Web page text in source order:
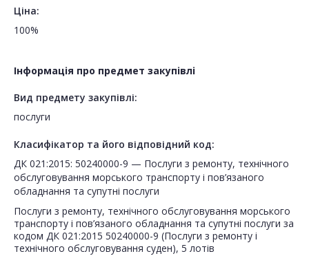
Ціна:
100%
Інформація про предмет закупівлі
Вид предмету закупівлі:
послуги
Класифікатор та його відповідний код:
ДК 021:2015: 50240000-9 — Послуги з ремонту, технічного
обслуговування морського транспорту і пов’язаного
обладнання та супутні послуги
Послуги з ремонту, технічного обслуговування морського
транспорту і пов’язаного обладнання та супутні послуги за
кодом ДК 021:2015 50240000-9 (Послуги з ремонту і
технічного обслуговування суден), 5 лотів